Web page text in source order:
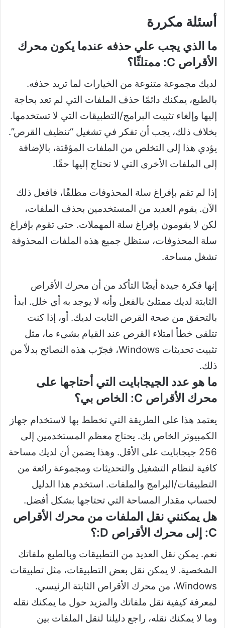
أسئلة مكررة
ما الذي يجب علي حذفه عندما يكون محرك
الأقراص C: ممتلئًا؟
لديك مجموعة متنوعة من الخيارات لما تريد حذفه.
بالطبع، يمكنك دائمًا حذف الملفات التي لم تعد بحاجة
إليها وإلغاء تثبيت البرامج/التطبيقات التي لا تستخدمها.
بخلاف ذلك، يجب أن تفكر في تشغيل “تنظيف القرص”.
يؤدي هذا إلى التخلص من الملفات المؤقتة، بالإضافة
إلى الملفات الأخرى التي لا تحتاج إليها حقًا.
إذا لم تقم بإفراغ سلة المحذوفات مطلقًا، فافعل ذلك
الآن. يقوم العديد من المستخدمين بحذف الملفات،
لكن لا يقومون بإفراغ سلة المهملات. حتى تقوم بإفراغ
سلة المحذوفات، ستظل جميع هذه الملفات المحذوفة
تشغل مساحة.
إنها فكرة جيدة أيضًا التأكد من أن محرك الأقراص
الثابتة لديك ممتلئ بالفعل وأنه لا يوجد به أي خلل. ابدأ
بالتحقق من صحة القرص الثابت لديك. أو، إذا كنت
تتلقى خطأ امتلاء القرص عند القيام بشيء ما، مثل
تثبيت تحديثات Windows، فجرّب هذه النصائح بدلاً من
ذلك.
ما هو عدد الجيجابايت التي أحتاجها على
محرك الأقراص C: الخاص بي؟
يعتمد هذا على الطريقة التي تخطط بها لاستخدام جهاز
الكمبيوتر الخاص بك. يحتاج معظم المستخدمين إلى
256 جيجابايت على الأقل. وهذا يضمن أن لديك مساحة
كافية لنظام التشغيل والتحديثات ومجموعة رائعة من
التطبيقات/البرامج والملفات. استخدم هذا الدليل
لحساب مقدار المساحة التي تحتاجها بشكل أفضل.
هل يمكنني نقل الملفات من محرك الأقراص
C: إلى محرك الأقراص D:؟
نعم. يمكن نقل العديد من التطبيقات وبالطبع ملفاتك
الشخصية. لا يمكن نقل بعض التطبيقات، مثل تطبيقات
Windows، من محرك الأقراص الثابتة الرئيسي.
لمعرفة كيفية نقل ملفاتك والمزيد حول ما يمكنك نقله
وما لا يمكنك نقله، راجع دليلنا لنقل الملفات بين